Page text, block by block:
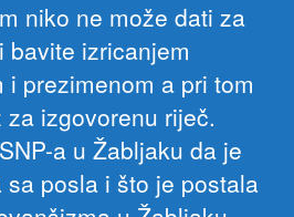
niko ne može dati za
bavite izricanjem
prezimenom a pri tom
izgovorenu riječ.
a u Žabljaku da je
posla i što je postala